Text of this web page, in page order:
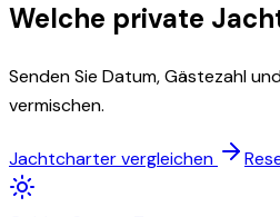
Welche private
Senden Sie Datum, Gästezahl
vermischen.
Jachtcharter vergleichen